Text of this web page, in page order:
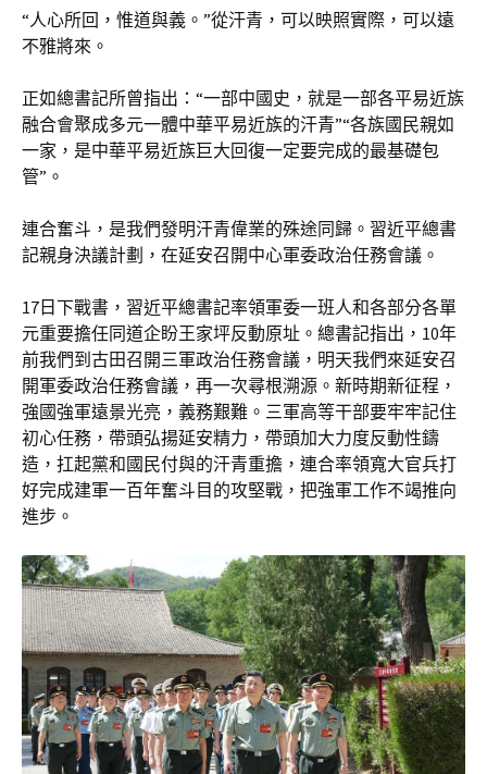
“人心所回，惟道與義。”從汗青，可以映照實際，可以遠
不雅將來。
正如總書記所曾指出：“一部中國史，就是一部各平易近族
融合會聚成多元一體中華平易近族的汗青”“各族國民親如
一家，是中華平易近族巨大回復一定要完成的最基礎包
管”。
連合奮斗，是我們發明汗青偉業的殊途同歸。習近平總書
記親身決議計劃，在延安召開中心軍委政治任務會議。
17日下戰書，習近平總書記率領軍委一班人和各部分各單
元重要擔任同道企盼王家坪反動原址。總書記指出，10年
前我們到古田召開三軍政治任務會議，明天我們來延安召
開軍委政治任務會議，再一次尋根溯源。新時期新征程，
強國強軍遠景光亮，義務艱難。三軍高等干部要牢牢記住
初心任務，帶頭弘揚延安精力，帶頭加大力度反動性鑄
造，扛起黨和國民付與的汗青重擔，連合率領寬大官兵打
好完成建軍一百年奮斗目的攻堅戰，把強軍工作不竭推向
進步。